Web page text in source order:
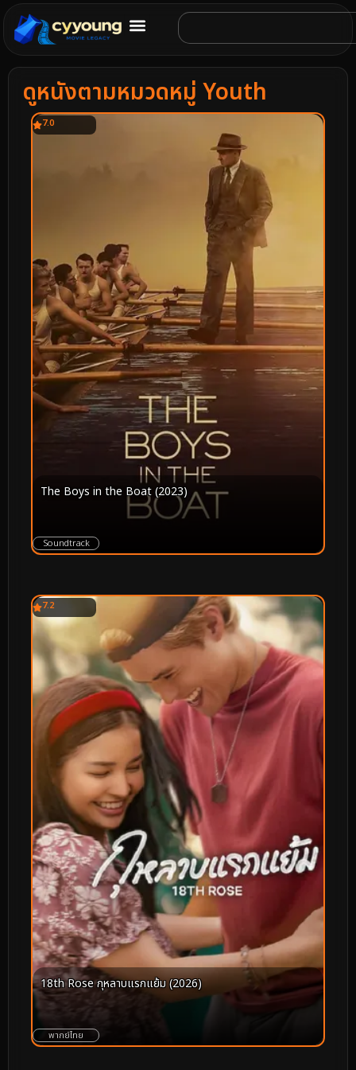
ดูหนังตามหมวดหมู่ Youth
7.0
The Boys in the Boat (2023)
Soundtrack
7.2
18th Rose กุหลาบแรกแย้ม (2026)
พากย์ไทย